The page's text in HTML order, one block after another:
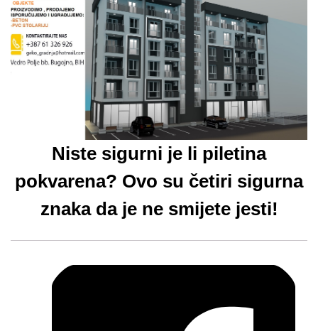
Niste sigurni je li piletina
pokvarena? Ovo su četiri sigurna
znaka da je ne smijete jesti!